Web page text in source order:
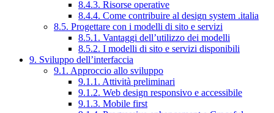
8.4.3. Risorse operative
8.4.4. Come contribuire al design system .italia
8.5. Progettare con i modelli di sito e servizi
8.5.1. Vantaggi dell’utilizzo dei modelli
8.5.2. I modelli di sito e servizi disponibili
9. Sviluppo dell’interfaccia
9.1. Approccio allo sviluppo
9.1.1. Attività preliminari
9.1.2. Web design responsivo e accessibile
9.1.3. Mobile first